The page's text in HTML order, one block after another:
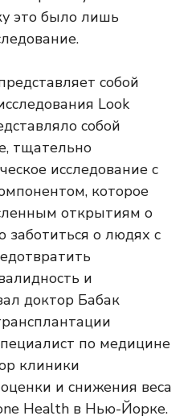
это было лишь
собой
Look
собой
тщательно
исследование с
которое
открытиям о
заботиться о людях с
и
доктор Бабак
по медицине
клиники
и снижения веса
Health в Нью-Йорке.